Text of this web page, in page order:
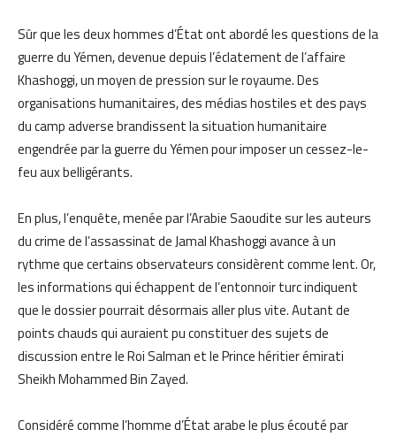
Sûr que les deux hommes d’État ont abordé les questions de la
guerre du Yémen, devenue depuis l’éclatement de l’affaire
Khashoggi, un moyen de pression sur le royaume. Des
organisations humanitaires, des médias hostiles et des pays
du camp adverse brandissent la situation humanitaire
engendrée par la guerre du Yémen pour imposer un cessez-le-
feu aux belligérants.
En plus, l’enquête, menée par l’Arabie Saoudite sur les auteurs
du crime de l’assassinat de Jamal Khashoggi avance à un
rythme que certains observateurs considèrent comme lent. Or,
les informations qui échappent de l’entonnoir turc indiquent
que le dossier pourrait désormais aller plus vite. Autant de
points chauds qui auraient pu constituer des sujets de
discussion entre le Roi Salman et le Prince héritier émirati
Sheikh Mohammed Bin Zayed.
Considéré comme l’homme d’État arabe le plus écouté par